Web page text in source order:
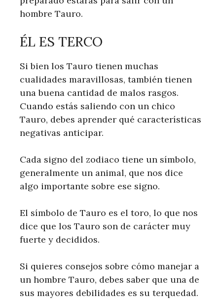
hombre Tauro.
ÉL ES TERCO
Si bien los Tauro tienen muchas
cualidades maravillosas, también tienen
una buena cantidad de malos rasgos.
Cuando estás saliendo con un chico
Tauro, debes aprender qué características
negativas anticipar.
Cada signo del zodiaco tiene un símbolo,
generalmente un animal, que nos dice
algo importante sobre ese signo.
El símbolo de Tauro es el toro, lo que nos
dice que los Tauro son de carácter muy
fuerte y decididos.
Si quieres consejos sobre cómo manejar a
un hombre Tauro, debes saber que una de
sus mayores debilidades es su terquedad.